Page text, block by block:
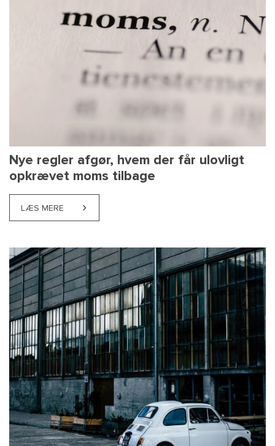
Nye regler afgør, hvem der får ulovligt
opkrævet moms tilbage
LÆS MERE ABOUT NYE REGLER AFGØR, HVEM DER FÅR